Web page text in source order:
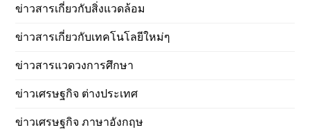
ข่าวสารเกี่ยวกับสิ่งแวดล้อม
ข่าวสารเกี่ยวกับเทคโนโลยีใหม่ๆ
ข่าวสารแวดวงการศึกษา
ข่าวเศรษฐกิจ ต่างประเทศ
ข่าวเศรษฐกิจ ภาษาอังกฤษ